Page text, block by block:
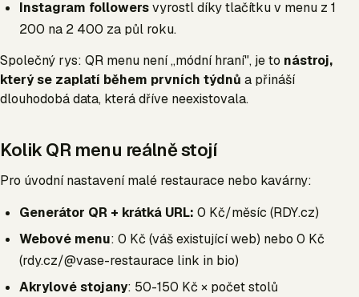
Instagram followersvyrostl díky tlačítku v menu z 1
200 na 2 400 za půl roku.
Společný rys: QR menu není „módní hraní", je to nástroj,
který se zaplatí během prvních týdnů a přináší
dlouhodobá data, která dříve neexistovala.
Kolik QR menu reálně stojí
Pro úvodní nastavení malé restaurace nebo kavárny:
Generátor QR + krátká URL: 0 Kč/měsíc (RDY.cz)
Webové menu: 0 Kč (váš existující web) nebo 0 Kč
(rdy.cz/@vase-restaurace link in bio)
Akrylové stojany: 50-150 Kč × počet stolů